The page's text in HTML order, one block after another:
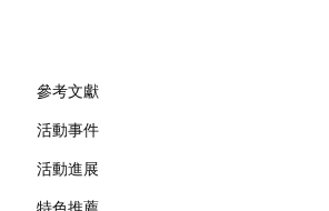
參考文獻
活動事件
活動進展